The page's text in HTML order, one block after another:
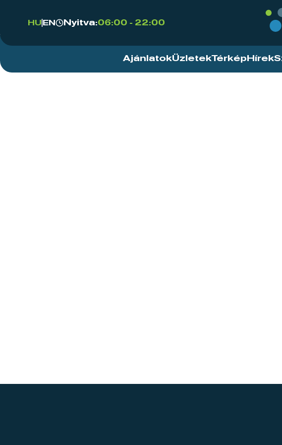
HU EN Nyitva:06:00 - 22:00
AjánlatokÜzletekTérkép Hírek